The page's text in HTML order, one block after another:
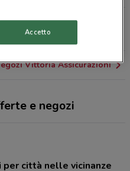
32 Napoli
Vittoria Assicurazioni
e negozi
città nelle vicinanze
Accetto